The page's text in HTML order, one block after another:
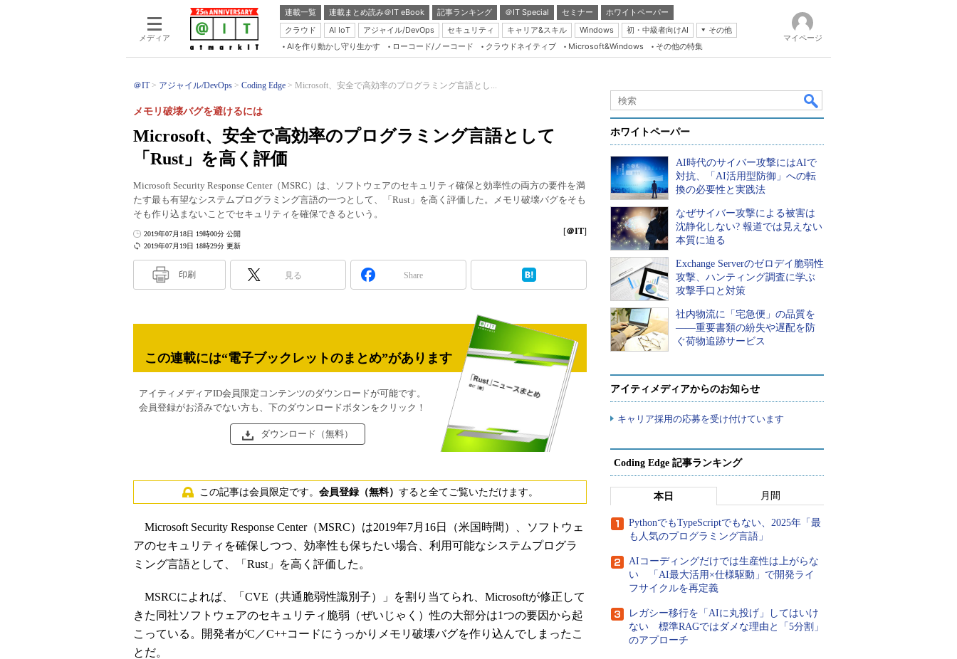
メディア
連載一覧 連載まとめ読み＠IT eBook 記事ランキング ＠IT Special セミナー
ホワイトペーパー
クラウド
AI IoT アジャイル/DevOps セキュリティ キャリア&スキル Windows 初・中級者向けAI
その他
Server & Storage
Database Expert
Linux ＆ OSS
Master of IP Network
Security & Trust
Test & Tools
AIを作り動かし守り生かす ローコード/ノーコード クラウドネイティブ Microsoft&Windows その他の特集
マイページ
＠IT アジャイル/DevOps Coding Edge Microsoft、安全で高効率のプログラミング言語とし...
Microsoft、安全で高効率のプログラミング言語として
「Rust」を高く評価
メモリ破壊バグを避けるには
Microsoft Security Response Center（MSRC）は、ソフトウェアのセキュリティ確保と効率性の両方の要件を満
たす最も有望なシステムプログラミング言語の一つとして、「Rust」を高く評価した。メモリ破壊バグをそも
そも作り込まないことでセキュリティを確保できるという。
2019年07月19日 18時29分 更新
2019年07月18日 19時00分 公開 [＠IT]
印刷 見る Share
この連載には“電子ブックレットのまとめ”があります
アイティメディアID会員限定コンテンツのダウンロードが可能です。
会員登録がお済みでない方も、下のダウンロードボタンをクリック！
ダウンロード（無料）
この記事は会員限定です。 会員登録（無料） すると全てご覧いただけます。
Microsoft Security Response Center（MSRC）は2019年7月16日（米国時間）、ソフトウェ
アのセキュリティを確保しつつ、効率性も保ちたい場合、利用可能なシステムプログラ
ミング言語として、「Rust」を高く評価した。
MSRCによれば、「CVE（共通脆弱性識別子）」を割り当てられ、Microsoftが修正して
きた同社ソフトウェアのセキュリティ脆弱（ぜいじゃく）性の大部分は1つの要因から起
こっている。開発者がC／C++コードにうっかりメモリ破壊バグを作り込んでしまったこ
とだ。
ホワイトペーパー
AI時代のサイバー攻撃にはAIで
対抗、「AI活用型防御」への転
換の必要性と実践法
なぜサイバー攻撃による被害は
沈静化しない? 報道では見えない
本質に迫る
Exchange Serverのゼロデイ脆弱性
攻撃、ハンティング調査に学ぶ
攻撃手口と対策
社内物流に「宅急便」の品質を
――重要書類の紛失や遅配を防
ぐ荷物追跡サービス
アイティメディアからのお知らせ
キャリア採用の応募を受け付けています
Coding Edge 記事ランキング
本日 月間
PythonでもTypeScriptでもない、2025年「最
も人気のプログラミング言語」
AIコーディングだけでは生産性は上がらな
い 「AI最大活用×仕様駆動」で開発ライ
フサイクルを再定義
レガシー移行を「AIに丸投げ」してはいけ
ない 標準RAGではダメな理由と「5分割」
のアプローチ